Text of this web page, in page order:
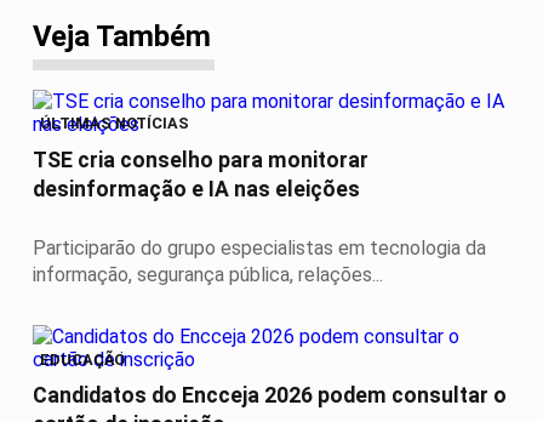
Veja Também
ÚLTIMAS NOTÍCIAS
TSE cria conselho para monitorar
desinformação e IA nas eleições
Participarão do grupo especialistas em tecnologia da
informação, segurança pública, relações...
EDUCAÇÃO
Candidatos do Encceja 2026 podem consultar o